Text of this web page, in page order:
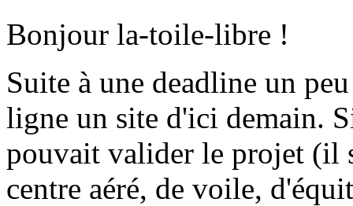
Bonjour la-toile-libre !
Suite à une deadline un
ligne un site d'ici demain.
pouvait valider le projet (il
centre aéré, de voile,